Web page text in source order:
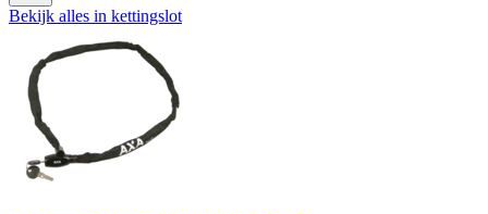
Bekijk alles in kettingslot